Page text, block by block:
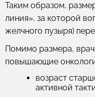
Таким образом,
линия», за которой
желчного пузыря)
Помимо размера,
повышающие
возраст
активной